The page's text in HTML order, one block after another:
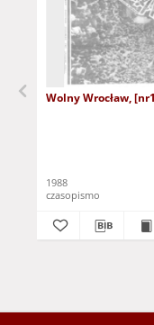
Wolny Wrocław,
1988
czasopismo